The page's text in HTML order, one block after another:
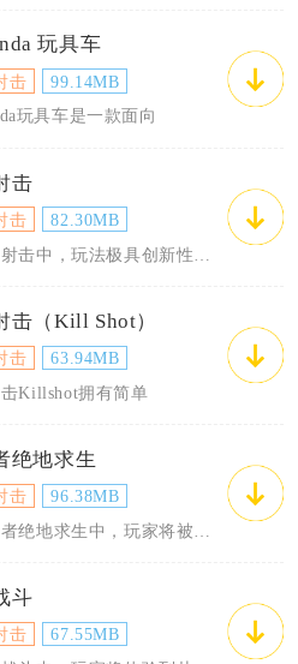
玩具车
击
99.14MB
玩具车是一款面向
击
击
82.30MB
击（Kill Shot）
击
63.94MB
Killshot拥有简单
绝地求生
击
96.38MB
斗
击
67.55MB